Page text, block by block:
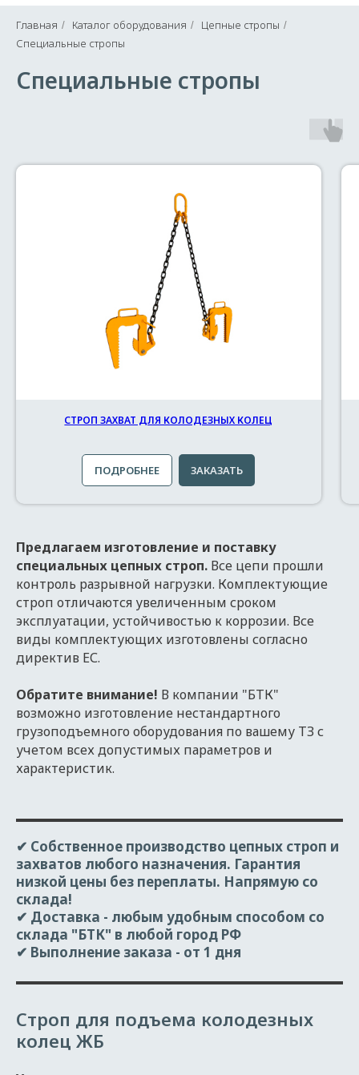
Главная / Каталог оборудования / Цепные стропы /
Специальные стропы
Специальные стропы
СТРОП ЗАХВАТ ДЛЯ КОЛОДЕЗНЫХ КОЛЕЦ
ПОДРОБНЕЕ ЗАКАЗАТЬ
Предлагаем изготовление и поставку
специальных цепных строп. Все цепи прошли
контроль разрывной нагрузки. Комплектующие
строп отличаются увеличенным сроком
эксплуатации, устойчивостью к коррозии. Все
виды комплектующих изготовлены согласно
директив ЕС.
Обратите внимание! В компании "БТК"
возможно изготовление нестандартного
грузоподъемного оборудования по вашему ТЗ с
учетом всех допустимых параметров и
характеристик.
✔ Собственное производство цепных строп и
захватов любого назначения. Гарантия
низкой цены без переплаты. Напрямую со
склада!
✔ Доставка - любым удобным способом со
склада "БТК" в любой город РФ
✔ Выполнение заказа - от 1 дня
Строп для подъема колодезных
колец ЖБ